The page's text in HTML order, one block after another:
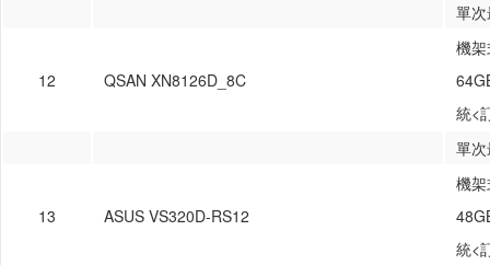
單
12 QSAN XN8126D_8C
機
統<
單
13 ASUS VS320D-RS12
機
統<